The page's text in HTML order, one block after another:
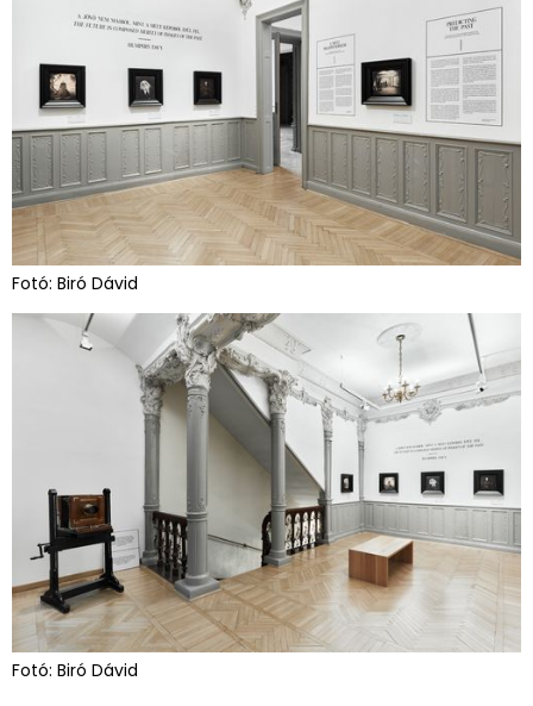
Fotó: Biró Dávid
Fotó: Biró Dávid